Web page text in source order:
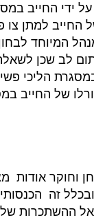
ידי החייב
החייב למתן צו
המיוחד
לב שכן
הליכי
של החייב
וחוקר אודות
זה
ההשתכרות